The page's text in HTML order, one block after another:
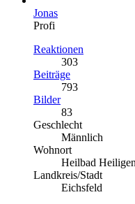
Jonas
Profi
Reaktionen
303
Beiträge
793
Bilder
83
Geschlecht
Männlich
Wohnort
Heilbad
Landkreis/Stadt
Eichsfeld